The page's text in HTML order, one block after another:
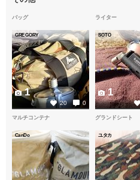
バッグ
GREGORY
20 0
1
ライター
SOTO
1
マルチコンテナ
CanDo
グランドシート
ユタカ